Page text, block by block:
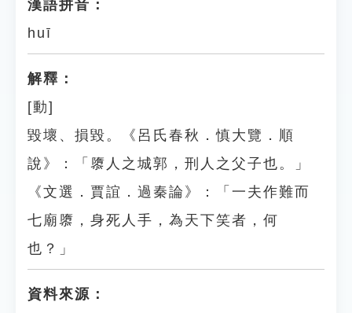
漢語拼音：
huī
解釋：
[動]
毀壞、損毀。《呂氏春秋．慎大覽．順
說》：「隳人之城郭，刑人之父子也。」
《文選．賈誼．過秦論》：「一夫作難而
七廟隳，身死人手，為天下笑者，何
也？」
資料來源：